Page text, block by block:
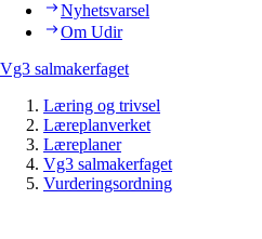
Nyhetsvarsel
Om Udir
Vg3 salmakerfaget
Læring og trivsel
Læreplanverket
Læreplaner
Vg3 salmakerfaget
Vurderingsordning